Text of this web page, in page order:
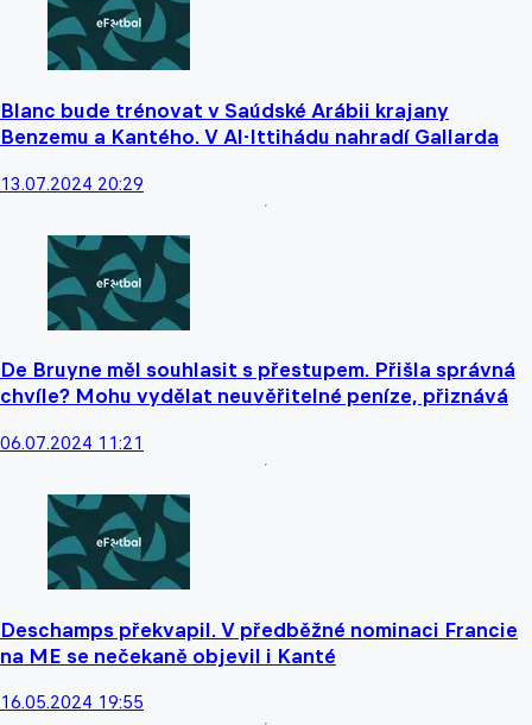
Blanc bude trénovat v Saúdské Arábii krajany
Benzemu a Kantého. V Al-Ittihádu nahradí Gallarda
13.07.2024 20:29
De Bruyne měl souhlasit s přestupem. Přišla správná
chvíle? Mohu vydělat neuvěřitelné peníze, přiznává
06.07.2024 11:21
Deschamps překvapil. V předběžné nominaci Francie
na ME se nečekaně objevil i Kanté
16.05.2024 19:55